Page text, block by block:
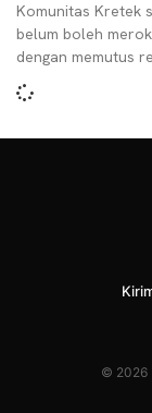
Komunitas Kretek
belum boleh
dengan memutus
© 2026